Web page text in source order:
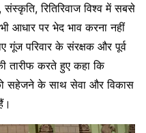
रितिरिवाज विश्व में सबसे
आधार पर भेद भाव करना नहीं
गूंज परिवार के संरक्षक और पूर्व
तारीफ करते हुए कहा कि
सहेजने के साथ सेवा और विकास